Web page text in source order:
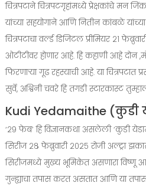
चित्रपटाने चित्रपटगृहांमध्ये प्रेक्षकांचे मन
यांच्या सहयोगाने आणि नितीन कांबळे यांच्या
चित्रपटाचा वर्ल्ड डिजिटल प्रीमियर २१
ओटीटीवर होणार आहे. हि कहाणी आहे दोन
फिरणाऱ्या गूढ रहस्याची आहे. या चित्रपटात
सुर्वे, अश्विनी चवरे हि तगडी स्टारकास्ट
Kudi Yedamaithe (कुडी
‘२९ फेब’ हि विज्ञानकथा असलेली ‘कुडी
सिरीज २८ फेब्रुवारी २०२५ रोजी अल्ट्रा
सिरीजमध्ये मुख्य भूमिकेत असणारा विष्णू
गुन्ह्याचा तपास करत असतात आणि या